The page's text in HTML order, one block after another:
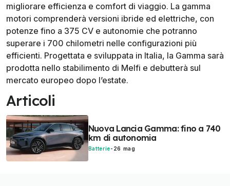
migliorare efficienza e comfort di viaggio. La gamma
motori comprenderà versioni ibride ed elettriche, con
potenze fino a 375 CV e autonomie che potranno
superare i 700 chilometri nelle configurazioni più
efficienti. Progettata e sviluppata in Italia, la Gamma sarà
prodotta nello stabilimento di Melfi e debutterà sul
mercato europeo dopo l’estate.
Articoli
Nuova Lancia Gamma: fino a 740
km di autonomia
Batterie- 26 mag